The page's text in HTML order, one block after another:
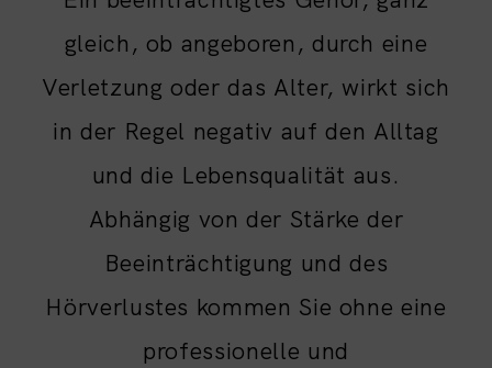
gleich, ob angeboren, durch eine
Verletzung oder das Alter, wirkt sich
in der Regel negativ auf den Alltag
und die Lebensqualität aus.
Abhängig von der Stärke der
Beeinträchtigung und des
Hörverlustes kommen Sie ohne eine
professionelle und